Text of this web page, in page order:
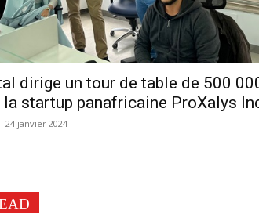
dirige un tour de table de 500
la startup panafricaine ProXalys
- 24 janvier 2024